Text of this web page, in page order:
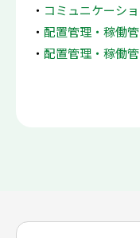
コミュニケーシ
配置管理・稼働
配置管理・稼働